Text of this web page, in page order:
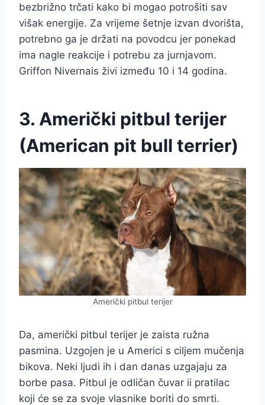
bezbrižno trčati kako bi mogao potrošiti sav
višak energije. Za vrijeme šetnje izvan dvorišta,
potrebno ga je držati na povodcu jer ponekad
ima nagle reakcije i potrebu za jurnjavom.
Griffon Nivernais živi između 10 i 14 godina.
3. Američki pitbul terijer
(American pit bull terrier)
Američki pitbul terijer
Da, američki pitbul terijer je zaista ružna
pasmina. Uzgojen je u Americi s ciljem mučenja
bikova. Neki ljudi ih i dan danas uzgajaju za
borbe pasa. Pitbul je odličan čuvar ii pratilac
koji će se za svoje vlasnike boriti do smrti.